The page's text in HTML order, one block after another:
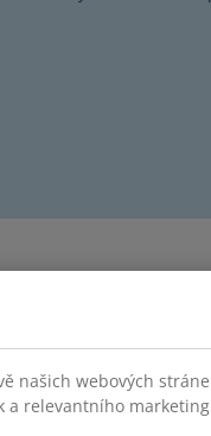
našich webových
a relevantního